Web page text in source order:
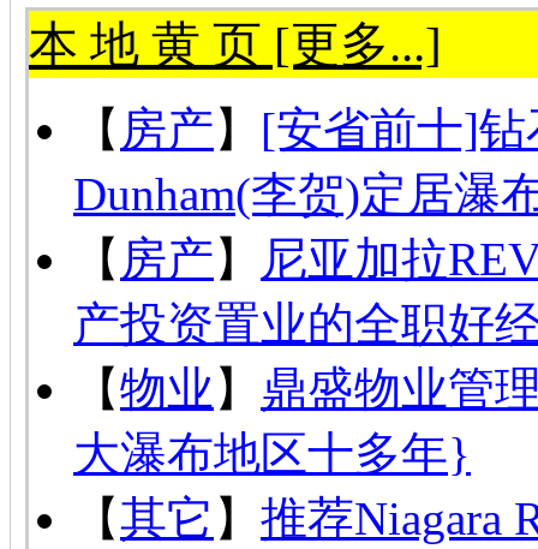
本 地 黄 页 [更多...]
【 房产】 [安省前十]钻
Dunham(李贺)定居瀑
【 房产】
尼亚加拉
产投资置业的全职好
【物业 】 鼎盛物业管
大瀑布地区十多年}
【其它 】 推荐Niagara